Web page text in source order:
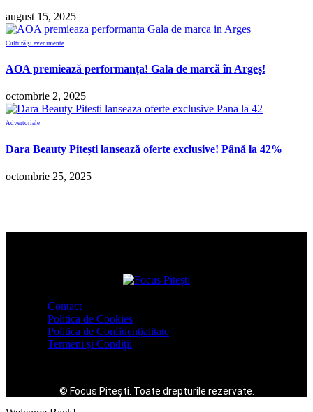
august 15, 2025
Cultură și evenimente
AOA premiează performanța! Gala de marcă în Argeș!
octombrie 2, 2025
Advertoriale
Dara Beauty Pitești lansează oferte exclusive! Până la 42%
octombrie 25, 2025
Contact
Politica de Cookies
Politica de Confidențialitate
Termeni și Condiții
© Focus Pitești. Toate drepturile rezervate.